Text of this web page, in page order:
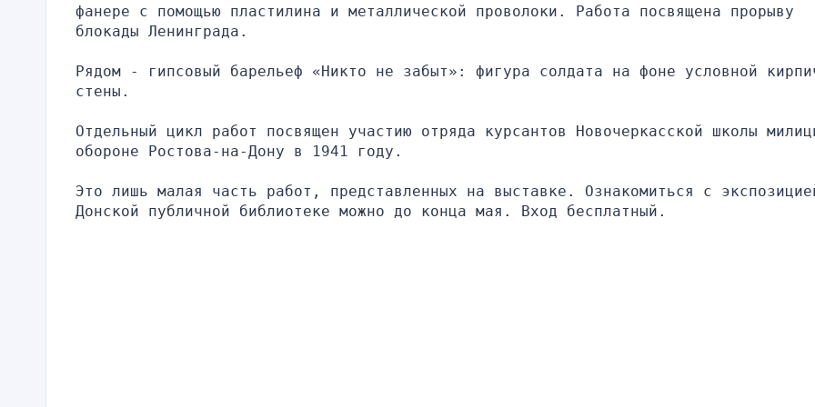
фанере с помощью пластилина и металлической проволоки. Работа посвящена прорыву
блокады Ленинграда.
Рядом - гипсовый барельеф «Никто не забыт»: фигура солдата на фоне условной
стены.
Отдельный цикл работ посвящен участию отряда курсантов Новочеркасской школы
обороне Ростова-на-Дону в 1941 году.
Это лишь малая часть работ, представленных на выставке. Ознакомиться с
Донской публичной библиотеке можно до конца мая. Вход бесплатный.